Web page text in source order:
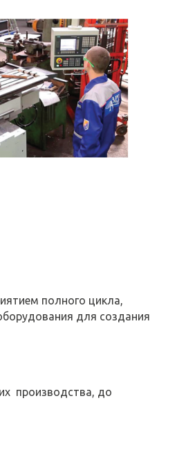
полного цикла,
для создания
производства, до